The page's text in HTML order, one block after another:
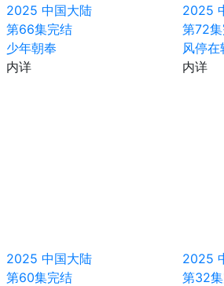
2025 中国大陆
第66集完结
少年朝奉
内详
2025
第72
风停
内详
2025 中国大陆
第60集完结
2025
第32